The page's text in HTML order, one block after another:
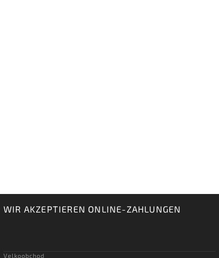
WIR AKZEPTIEREN ONLINE-ZAHLUNGEN
Velkoobchod